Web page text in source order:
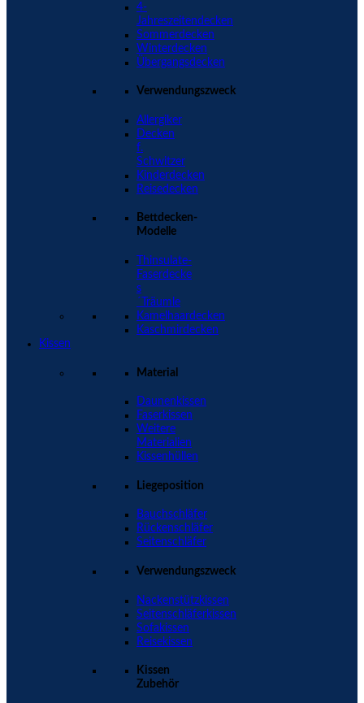
4-
Jahreszeitendecken
Sommerdecken
Winterdecken
Übergangsdecken
Verwendungszweck
Allergiker
Decken
f.
Schwitzer
Kinderdecken
Reisedecken
Bettdecken-
Modelle
Thinsulate-
Faserdecke
s
´Träumle
Kamelhaardecken
Kaschmirdecken
Kissen
Material
Daunenkissen
Faserkissen
Weitere
Materialien
Kissenhüllen
Liegeposition
Bauchschläfer
Rückenschläfer
Seitenschläfer
Verwendungszweck
Nackenstützkissen
Seitenschläferkissen
Sofakissen
Reisekissen
Kissen
Zubehör